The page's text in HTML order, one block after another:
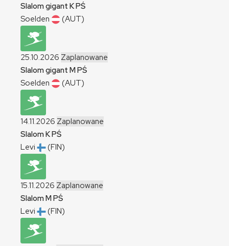
Slalom gigant KPŚ
Soelden
(AUT)
25.10.2026 Zaplanowane
Slalom gigant MPŚ
Soelden
(AUT)
14.11.2026 Zaplanowane
SlalomKPŚ
Levi
(FIN)
15.11.2026 Zaplanowane
SlalomMPŚ
Levi
(FIN)